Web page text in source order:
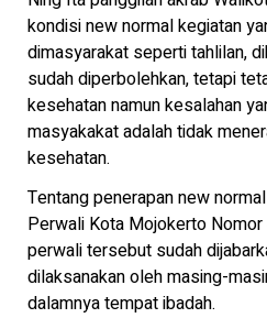
kondisi new normal kegiatan
dimasyarakat seperti tahlilan,
sudah diperbolehkan, tetapi
kesehatan namun kesalahan
masyakakat adalah tidak
kesehatan.
Tentang penerapan new
Perwali Kota Mojokerto
perwali tersebut sudah
dilaksanakan oleh masing-
dalamnya tempat ibadah.